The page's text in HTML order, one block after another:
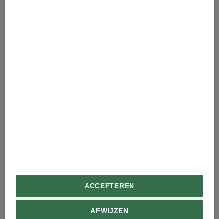
AFWIJZEN
ACCEPTEREN